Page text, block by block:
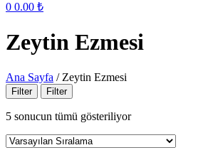
0 0.00 ₺
Zeytin Ezmesi
Ana Sayfa / Zeytin Ezmesi
Filter Filter
5 sonucun tümü gösteriliyor